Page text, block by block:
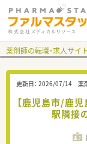
薬剤師の転職・求人サイ
更新日： 2026/07/14 薬
【鹿児島市/鹿
駅隣接